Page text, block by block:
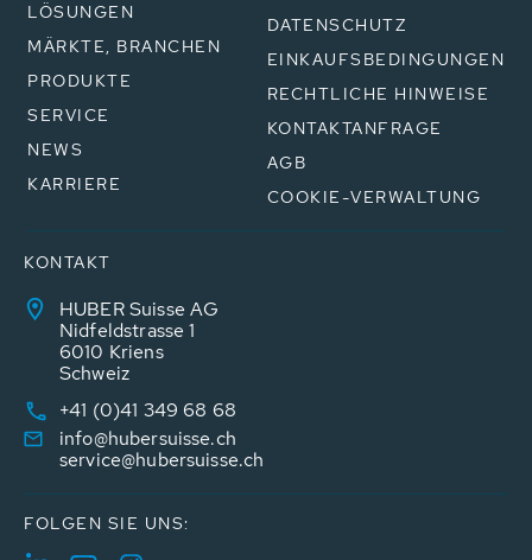
LÖSUNGEN
MÄRKTE, BRANCHEN
PRODUKTE
SERVICE
NEWS
KARRIERE
DATENSCHUTZ
EINKAUFSBEDINGUNGEN
RECHTLICHE HINWEISE
KONTAKTANFRAGE
AGB
COOKIE-VERWALTUNG
KONTAKT
HUBER Suisse AG
Nidfeldstrasse 1
6010 Kriens
Schweiz
+41 (0)41 349 68 68
info@hubersuisse.ch
service@hubersuisse.ch
FOLGEN SIE UNS: